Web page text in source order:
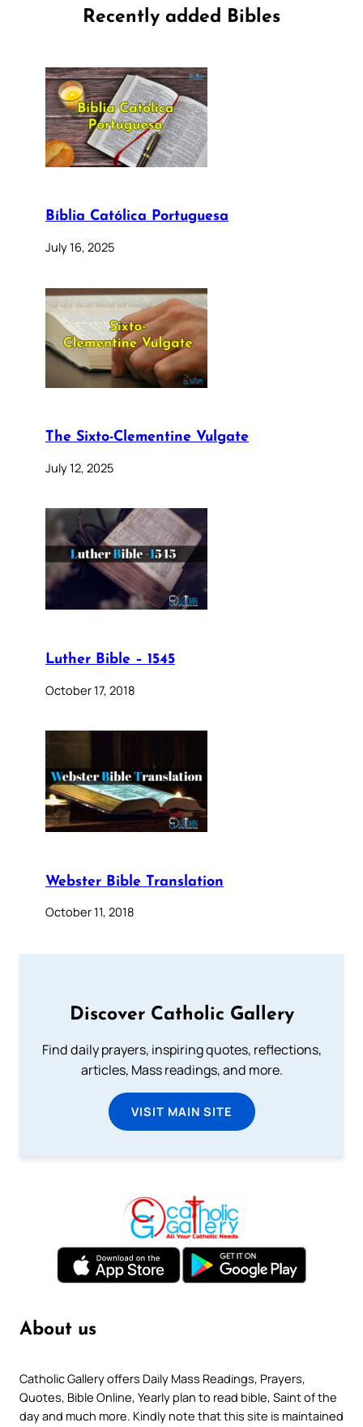
Recently added Bibles
Bíblia Católica Portuguesa
July 16, 2025
The Sixto-Clementine Vulgate
July 12, 2025
Luther Bible – 1545
October 17, 2018
Webster Bible Translation
October 11, 2018
Discover Catholic Gallery
Find daily prayers, inspiring quotes, reflections,
articles, Mass readings, and more.
VISIT MAIN SITE
About us
Catholic Gallery offers Daily Mass Readings, Prayers,
Quotes, Bible Online, Yearly plan to read bible, Saint of the
day and much more. Kindly note that this site is maintained